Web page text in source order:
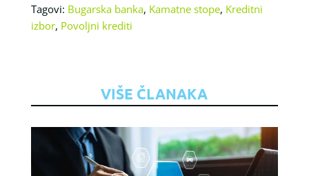
Tagovi: Bugarska banka, Kamatne stope, Kreditni
izbor, Povoljni krediti
VIŠE ČLANAKA